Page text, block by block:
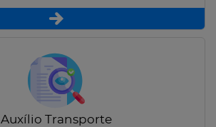
Auxílio Transporte